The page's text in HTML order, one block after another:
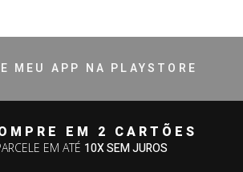
MEU APP NA PLAYSTORE
EM 2 CARTÕES
EM ATÉ 10X SEM JUROS